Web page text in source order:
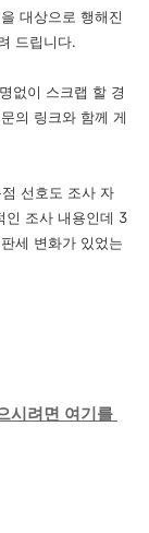
대상으로 행해진
드립니다.
없이 스크랩 할 경
의 링크와 함께 게
선호도 조사 자
인 조사 내용인데 3
세 변화가 있었는
시려면 여기를